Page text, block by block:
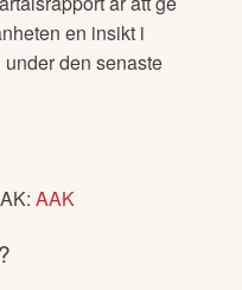
en insikt i
den senaste
:AAK